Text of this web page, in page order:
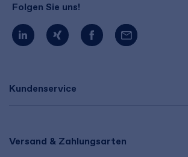
Kundenservice
Versand & Zahlungsarten
Folgen Sie uns!